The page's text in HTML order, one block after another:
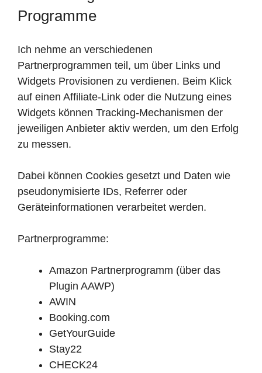
Programme
Ich nehme an verschiedenen
Partnerprogrammen teil, um über Links und
Widgets Provisionen zu verdienen. Beim Klick
auf einen Affiliate-Link oder die Nutzung eines
Widgets können Tracking-Mechanismen der
jeweiligen Anbieter aktiv werden, um den Erfolg
zu messen.
Dabei können Cookies gesetzt und Daten wie
pseudonymisierte IDs, Referrer oder
Geräteinformationen verarbeitet werden.
Partnerprogramme:
Amazon Partnerprogramm (über das
Plugin AAWP)
AWIN
Booking.com
GetYourGuide
Stay22
CHECK24